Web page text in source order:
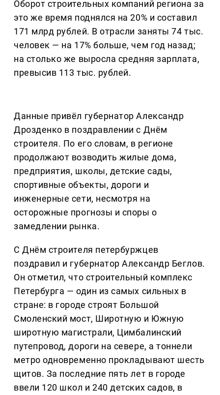
Оборот строительных компаний региона за
это же время поднялся на 20% и составил
171 млрд рублей. В отрасли заняты 74 тыс.
человек — на 17% больше, чем год назад;
на столько же выросла средняя зарплата,
превысив 113 тыс. рублей.
Данные привёл губернатор Александр
Дрозденко в поздравлении с Днём
строителя. По его словам, в регионе
продолжают возводить жилые дома,
предприятия, школы, детские сады,
спортивные объекты, дороги и
инженерные сети, несмотря на
осторожные прогнозы и споры о
замедлении рынка.
С Днём строителя петербуржцев
поздравил и губернатор Александр Беглов.
Он отметил, что строительный комплекс
Петербурга — один из самых сильных в
стране: в городе строят Большой
Смоленский мост, Широтную и Южную
широтную магистрали, Цимбалинский
путепровод, дороги на севере, а тоннели
метро одновременно прокладывают шесть
щитов. За последние пять лет в городе
ввели 120 школ и 240 детских садов, в